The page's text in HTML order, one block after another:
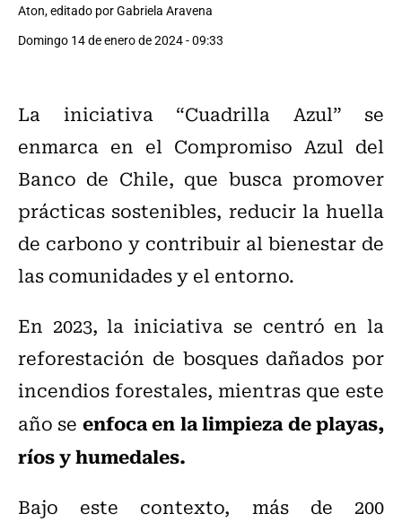
Aton, editado por Gabriela Aravena
Domingo 14 de enero de 2024 - 09:33
La iniciativa “Cuadrilla Azul” se
enmarca en el Compromiso Azul del
Banco de Chile, que busca promover
prácticas sostenibles, reducir la huella
de carbono y contribuir al bienestar de
las comunidades y el entorno.
En 2023, la iniciativa se centró en la
reforestación de bosques dañados por
incendios forestales, mientras que este
año se enfoca en la limpieza de playas,
ríos y humedales.
Bajo este contexto, más de 200